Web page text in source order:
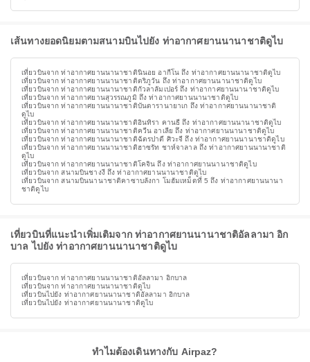
เส้นทางยอดนิยมตามสนามบินไปยัง ท่าอากาศยานนานาชาติดูไบ
เที่ยวบินจาก ท่าอากาศยานนานาชาตินินอย อากีโน ถึง ท่าอากาศยานนานาชาติดูไบ
เที่ยวบินจาก ท่าอากาศยานนานาชาติตริภูวัน ถึง ท่าอากาศยานนานาชาติดูไบ
เที่ยวบินจาก ท่าอากาศยานนานาชาติกัวลาลัมเปอร์ ถึง ท่าอากาศยานนานาชาติดูไบ
เที่ยวบินจาก ท่าอากาศยานสุวรรณภูมิ ถึง ท่าอากาศยานนานาชาติดูไบ
เที่ยวบินจาก ท่าอากาศยานนานาชาติบันดารานายาเก ถึง ท่าอากาศยานนานาชาติ
ดูไบ
เที่ยวบินจาก ท่าอากาศยานนานาชาติอินทิรา คานธี ถึง ท่าอากาศยานนานาชาติดูไบ
เที่ยวบินจาก ท่าอากาศยานนานาชาติควีน อาเลีย ถึง ท่าอากาศยานนานาชาติดูไบ
เที่ยวบินจาก ท่าอากาศยานนานาชาติฉัตรปาตี ศิวะจี ถึง ท่าอากาศยานนานาชาติดูไบ
เที่ยวบินจาก ท่าอากาศยานนานาชาติฮาซรัท ชาห์จาลาล ถึง ท่าอากาศยานนานาชาติ
ดูไบ
เที่ยวบินจาก ท่าอากาศยานนานาชาติโคจิน ถึง ท่าอากาศยานนานาชาติดูไบ
เที่ยวบินจาก สนามบินชางงี ถึง ท่าอากาศยานนานาชาติดูไบ
เที่ยวบินจาก สนามบินนานาชาติคาซาบลังกา โมฮัมเหม็ดที่ 5 ถึง ท่าอากาศยานนานา
ชาติดูไบ
เที่ยวบินที่แนะนำเพิ่มเติมจาก ท่าอากาศยานนานาชาติอัลลามา อิก
บาล ไปยัง ท่าอากาศยานนานาชาติดูไบ
เที่ยวบินจาก ท่าอากาศยานนานาชาติอัลลามา อิกบาล
เที่ยวบินจาก ท่าอากาศยานนานาชาติดูไบ
เที่ยวบินไปยัง ท่าอากาศยานนานาชาติอัลลามา อิกบาล
เที่ยวบินไปยัง ท่าอากาศยานนานาชาติดูไบ
ทำไมต้องเดินทางกับ Airpaz?